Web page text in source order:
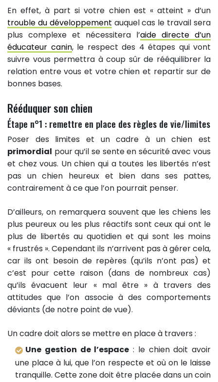
En effet, à part si votre chien est « atteint » d’un
trouble du développement auquel cas le travail sera
plus complexe et nécessitera l’aide directe d’un
éducateur canin, le respect des 4 étapes qui vont
suivre vous permettra à coup sûr de rééquilibrer la
relation entre vous et votre chien et repartir sur de
bonnes bases.
Rééduquer son chien
Étape n°1 : remettre en place des règles de vie/limites
Poser des limites et un cadre à un chien est
primordial pour qu’il se sente en sécurité avec vous
et chez vous. Un chien qui a toutes les libertés n’est
pas un chien heureux et bien dans ses pattes,
contrairement à ce que l’on pourrait penser.
D’ailleurs, on remarquera souvent que les chiens les
plus peureux ou les plus réactifs sont ceux qui ont le
plus de libertés au quotidien et qui sont les moins
« frustrés ». Cependant ils n’arrivent pas à gérer cela,
car ils ont besoin de repères (qu’ils n’ont pas) et
c’est pour cette raison (dans de nombreux cas)
qu’ils évacuent leur « mal être » à travers des
attitudes que l’on associe à des comportements
déviants (de notre point de vue).
Un cadre doit alors se mettre en place à travers :
Une gestion de l’espace : le chien doit avoir
une place à lui, que l’on respecte et où on le laisse
tranquille. Cette zone doit être placée dans un coin